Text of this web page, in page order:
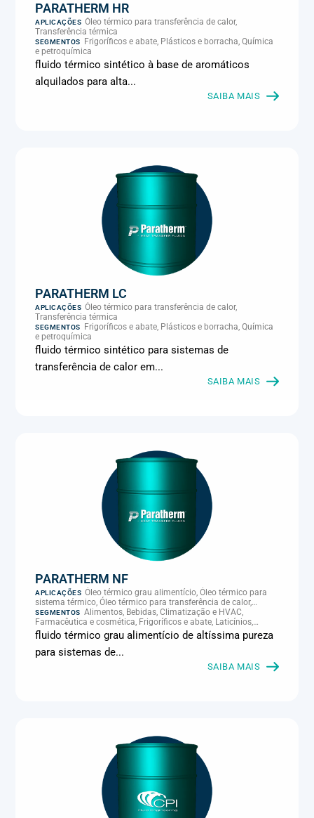
PARATHERM HR
APLICAÇÕES Óleo térmico para transferência de calor,
Transferência térmica
SEGMENTOS
Frigoríficos e abate, Plásticos e borracha, Química
e petroquímica
fluido térmico sintético à base de aromáticos
alquilados para alta...
SAIBA MAIS
PARATHERM LC
APLICAÇÕES Óleo térmico para transferência de calor,
Transferência térmica
SEGMENTOS
Frigoríficos e abate, Plásticos e borracha, Química
e petroquímica
fluido térmico sintético para sistemas de
transferência de calor em...
SAIBA MAIS
PARATHERM NF
APLICAÇÕES Óleo térmico grau alimentício, Óleo térmico para
sistema térmico, Óleo térmico para transferência de calor,
Transferência térmica
SEGMENTOS Alimentos, Bebidas, Climatização e HVAC,
Farmacêutica e cosmética, Frigoríficos e abate, Laticínios,
Panificação, Supermercados e refrigeração comercial
fluido térmico grau alimentício de altíssima pureza
para sistemas de...
SAIBA MAIS